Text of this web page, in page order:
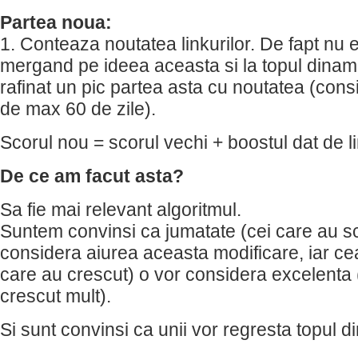
Partea noua:
1. Conteaza noutatea linkurilor. De fapt nu
mergand pe ideea aceasta si la topul
rafinat un pic partea asta cu noutatea
de max 60 de zile).
Scorul nou = scorul vechi + boostul dat de
De ce am facut asta?
Sa fie mai relevant algoritmul.
Suntem convinsi ca jumatate (cei care au
considera aiurea aceasta modificare, iar
care au crescut) o vor considera excelenta
crescut mult).
Si sunt convinsi ca unii vor regresta topul